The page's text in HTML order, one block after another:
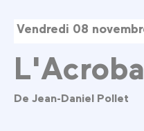
Vendredi 08
De Jean-Daniel Pollet